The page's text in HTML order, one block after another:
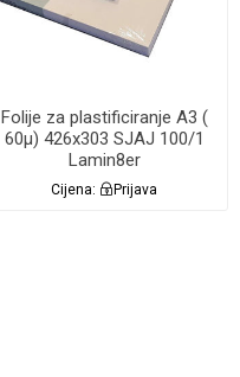
Folije za plastificiranje A3 (
60µ) 426x303 SJAJ 100/1
Lamin8er
Cijena: Prijava